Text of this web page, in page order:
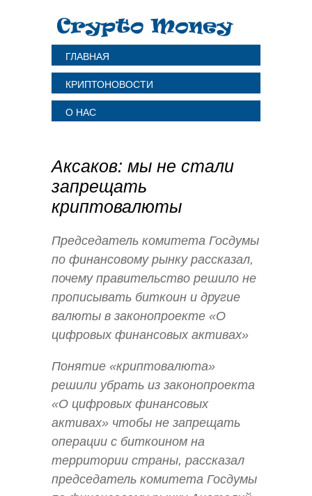
ГЛАВНАЯ
КРИПТОНОВОСТИ
О НАС
Аксаков: мы не стали
запрещать
криптовалюты
Председатель комитета Госдумы
по финансовому рынку рассказал,
почему правительство решило не
прописывать биткоин и другие
валюты в законопроекте «О
цифровых финансовых активах»
Понятие «криптовалюта»
решили убрать из законопроекта
«О цифровых финансовых
активах» чтобы не запрещать
операции с биткоином на
территории страны, рассказал
председатель комитета Госдумы